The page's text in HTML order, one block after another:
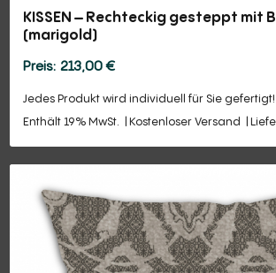
KISSEN – Rechteckig gesteppt mit
(marigold)
213,00€
Jedes Produkt wird individuell für Sie gefertigt!
Enthält 19% MwSt.
Kostenloser Versand